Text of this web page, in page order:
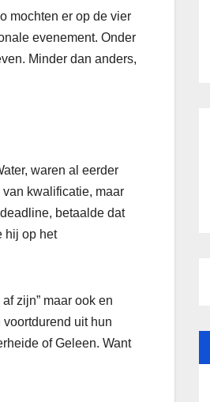
mochten er op de vier
evenement. Onder
Minder dan anders,
waren al eerder
kwalificatie, maar
betaalde dat
hij op het
zijn” maar ook en
uit hun
of Geleen. Want